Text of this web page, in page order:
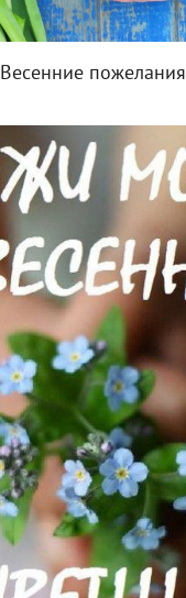
Весенние пожелания